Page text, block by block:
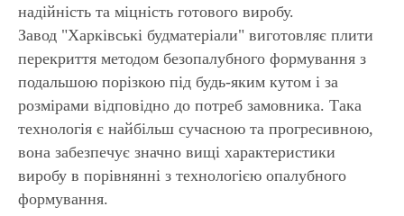
надійність та міцність готового виробу.
Завод "Харківські будматеріали" виготовляє плити
перекриття методом безопалубного формування з
подальшою порізкою під будь-яким кутом і за
розмірами відповідно до потреб замовника. Така
технологія є найбільш сучасною та прогресивною,
вона забезпечує значно вищі характеристики
виробу в порівнянні з технологією опалубного
формування.